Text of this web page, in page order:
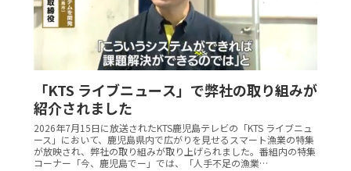
「KTS ライブニュース」で弊社の取り組みが
紹介されました
2026年7月15日に放送されたKTS鹿児島テレビの「KTS ライブニュ
ース」において、鹿児島県内で広がりを見せるスマート漁業の特集
が放映され、弊社の取り組みが取り上げられました。番組内の特集
コーナー「今、鹿児島でー」では、「人手不足の漁業…